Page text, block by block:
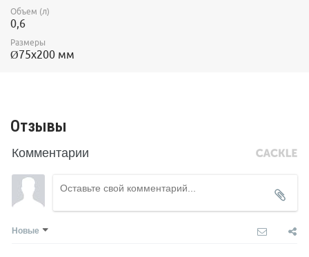
Объем (л)
0,6
Размеры
Ø75x200 мм
Отзывы
Комментарии
Новые